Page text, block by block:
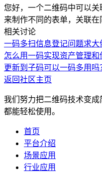
您好，一个二维码中可以
来制作不同的表单，关联在
相关讨论
一码多扫信息登记问题求大
怎么用一码实现资产管理和
更新到子码可以一码多用吗
返回社区主页
我们努力把二维码技术变
都能轻松使用。
首页
平台介绍
场景应用
行业应用